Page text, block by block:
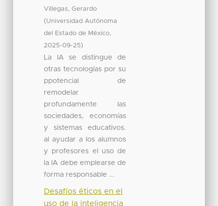
Villegas, Gerardo
(Universidad Autónoma
del Estado de México,
2025-09-25)
La IA se distingue de
otras tecnologías por su
ppotencial de
remodelar
profundamente las
sociedades, economías
y sistemas educativos.
al ayudar a los alumnos
y profesores el uso de
la IA debe emplearse de
forma responsable ...
Desafíos éticos en el
uso de la inteligencia